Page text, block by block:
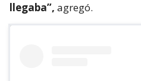
llegaba”, agregó.